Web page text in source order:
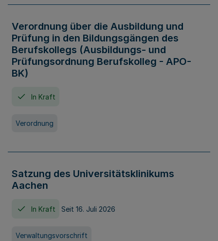
Verordnung über die Ausbildung und
Prüfung in den Bildungsgängen des
Berufskollegs (Ausbildungs- und
Prüfungsordnung Berufskolleg - APO-
BK)
In Kraft
Verordnung
Satzung des Universitätsklinikums
Aachen
In Kraft Seit 16. Juli 2026
Verwaltungsvorschrift